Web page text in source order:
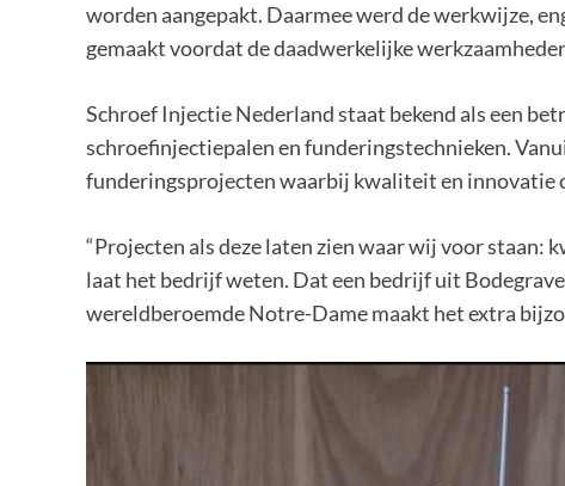
worden aangepakt. Daarmee werd de werkwijze,
gemaakt voordat de daadwerkelijke
Schroef Injectie Nederland staat bekend als een
schroefinjectiepalen en funderingstechnieken.
funderingsprojecten waarbij kwaliteit en innovatie
“Projecten als deze laten zien waar wij voor staan:
laat het bedrijf weten. Dat een bedrijf uit
wereldberoemde Notre-Dame maakt het extra